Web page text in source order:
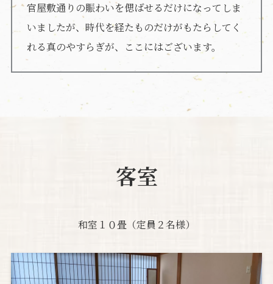
官屋敷通りの賑わいを偲ばせるだけになってしま
いましたが、時代を経たものだけがもたらしてく
れる真のやすらぎが、ここにはございます。
客室
和室１０畳（定員２名様）